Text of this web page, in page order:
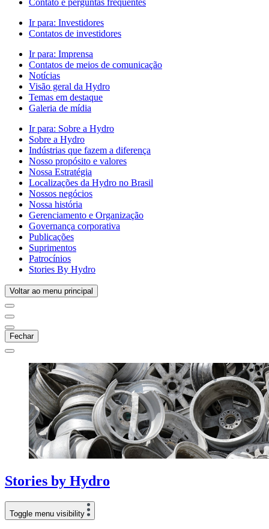
Contato e perguntas frequentes
Ir para: Investidores
Contatos de investidores
Ir para: Imprensa
Contatos de meios de comunicação
Notícias
Visão geral da Hydro
Temas em destaque
Galeria de mídia
Ir para: Sobre a Hydro
Sobre a Hydro
Indústrias que fazem a diferença
Nosso propósito e valores
Nossa Estratégia
Localizações da Hydro no Brasil
Nossos negócios
Nossa história
Gerenciamento e Organização
Governança corporativa
Publicações
Suprimentos
Patrocínios
Stories By Hydro
Voltar ao menu principal
Fechar
Stories by Hydro
Toggle menu visibility